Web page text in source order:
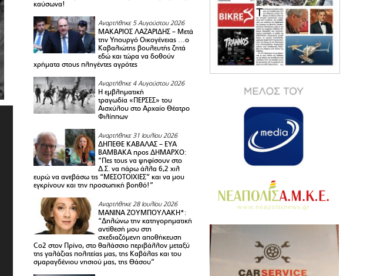
καύσωνα!
Αναρτήθηκε 5 Αυγούστου 2026
ΜΑΚΑΡΙΟΣ ΛΑΖΑΡΙΔΗΣ – Μετά
την Υπουργό Οικογένειας …ο
Καβαλιώτης βουλευτής ζητά
εδώ και τώρα να δοθούν
χρήματα στους πληγέντες αγρότες
Αναρτήθηκε 4 Αυγούστου 2026
Η εμβληματική
τραγωδία «ΠΕΡΣΕΣ» του
Αισχύλου στο Αρχαίο Θέατρο
Φιλίππων
Αναρτήθηκε 31 Ιουλίου 2026
ΔΗΠΕΘΕ ΚΑΒΑΛΑΣ – ΕΥΑ
ΒΑΜΒΑΚΑ προς ΔΗΜΑΡΧΟ:
“Πες τους να ψηφίσουν στο
Δ.Σ. να πάρω άλλα 6,2 χιλ
ευρώ να ανεβάσω τις “ΜΕΣΟΤΟΙΧΙΕΣ” και να μου
εγκρίνουν και την προσωπική βοηθό!”
Αναρτήθηκε 28 Ιουλίου 2026
ΜΑΝΙΝΑ ΖΟΥΜΠΟΥΛΑΚΗ*:
“Δηλώνω την κατηγορηματική
αντίθεσή μου στη
σχεδιαζόμενη αποθήκευση
Co2 στον Πρίνο, στο θαλάσσιο περιβάλλον μεταξύ
της γαλάζιας πολιτείας μας, της Καβάλας και του
σμαραγδένιου νησιού μας, της Θάσου”